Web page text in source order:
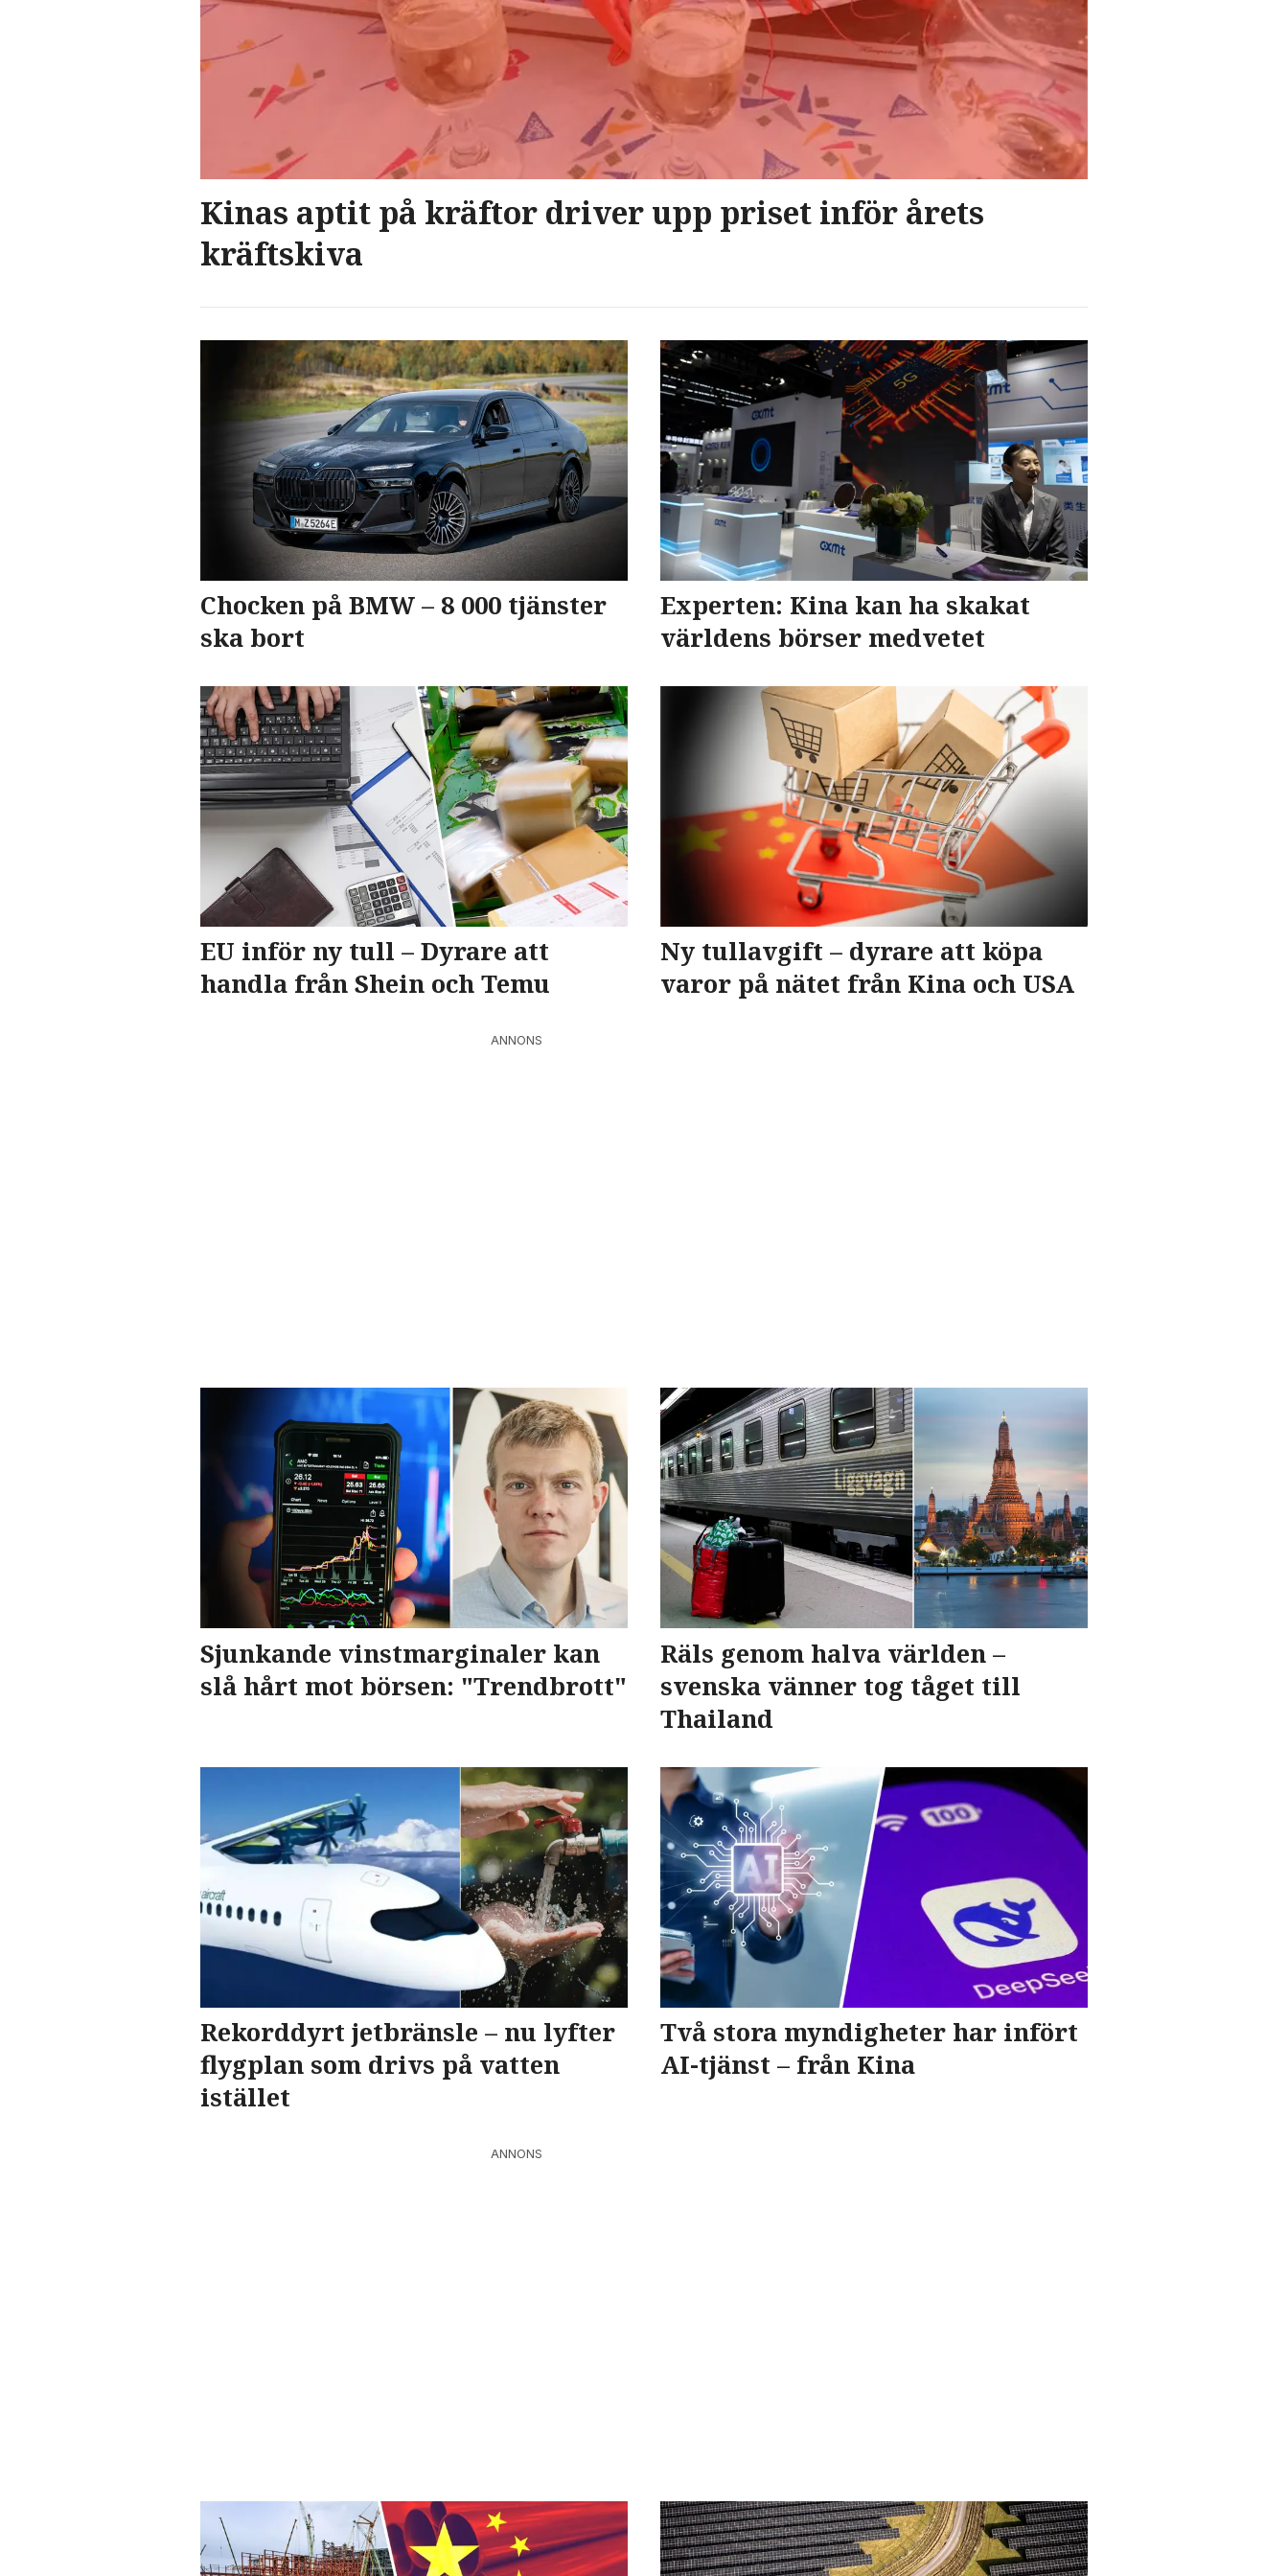
Kinas aptit på kräftor driver upp priset inför årets
kräftskiva
Chocken på BMW – 8 000 tjänster
ska bort
Experten: Kina kan ha skakat
världens börser medvetet
EU inför ny tull – Dyrare att
handla från Shein och Temu
Ny tullavgift – dyrare att köpa
varor på nätet från Kina och USA
ANNONS
Sjunkande vinstmarginaler kan
slå hårt mot börsen: "Trendbrott"
Räls genom halva världen –
svenska vänner tog tåget till
Thailand
Rekorddyrt jetbränsle – nu lyfter
flygplan som drivs på vatten
istället
Två stora myndigheter har infört
AI-tjänst – från Kina
ANNONS